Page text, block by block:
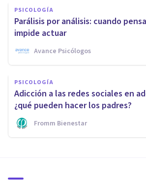
PSICOLOGÍA
Parálisis por análisis: cuando
impide actuar
Avance Psicólogos
PSICOLOGÍA
Adicción a las redes sociales en
¿qué pueden hacer los padres?
Fromm Bienestar